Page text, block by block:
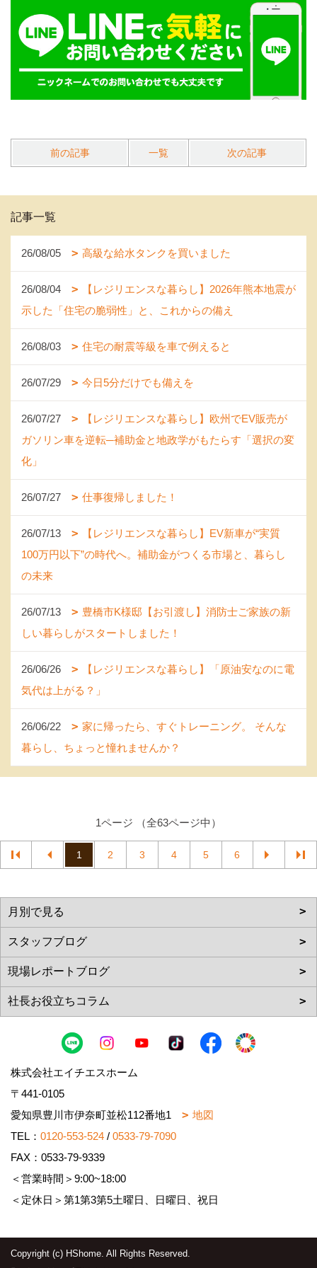
前の記事 一覧 次の記事
記事一覧
26/08/05 高級な給水タンクを買いました
26/08/04
【レジリエンスな暮らし】2026年熊本地震が
示した「住宅の脆弱性」と、これからの備え
26/08/03 住宅の耐震等級を車で例えると
26/07/29 今日5分だけでも備えを
26/07/27
【レジリエンスな暮らし】欧州でEV販売が
ガソリン車を逆転─補助金と地政学がもたらす「選択の変
化」
26/07/27 仕事復帰しました！
26/07/13
【レジリエンスな暮らし】EV新車が“実質
100万円以下”の時代へ。補助金がつくる市場と、暮らし
の未来
26/07/13
豊橋市K様邸【お引渡し】消防士ご家族の新
しい暮らしがスタートしました！
26/06/26
【レジリエンスな暮らし】「原油安なのに電
気代は上がる？」
26/06/22
家に帰ったら、すぐトレーニング。 そんな
暮らし、ちょっと憧れませんか？
1ページ （全63ページ中）
1 2 3 4 5 6
株式会社エイチエスホーム
〒441-0105
愛知県豊川市伊奈町並松112番地1
地図
TEL： 0120-553-524 / 0533-79-7090
FAX：0533-79-9339
＜営業時間＞9:00~18:00
＜定休日＞第1第3第5土曜日、日曜日、祝日
Copyright (c) HShome. All Rights Reserved.